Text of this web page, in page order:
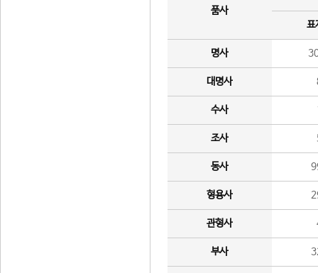
품사
표
명사
대명사
수사
조사
동사
형용사
관형사
부사